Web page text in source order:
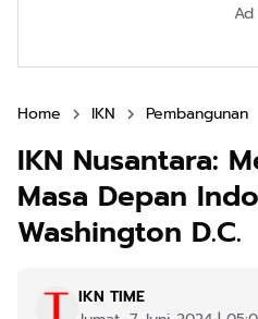
Ad
Home IKN Pembangunan
IKN Nusantara:
Masa Depan
Washington D.C.
IKN TIME